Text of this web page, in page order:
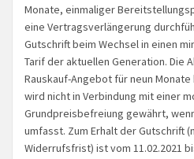
Monate, einmaliger
eine Vertragsverlängerung
Gutschrift beim Wechsel in einen
Tarif der aktuellen Generation. Die
Rauskauf-Angebot für neun
wird nicht in Verbindung mit einer
Grundpreisbefreiung gewährt,
umfasst. Zum Erhalt der Gutschrift
Widerrufsfrist) ist vom 11.02.2021